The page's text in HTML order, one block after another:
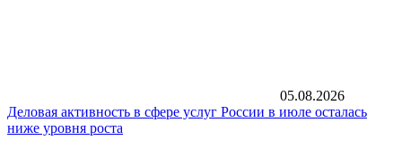
05.08.2026
Деловая активность в сфере услуг России в июле осталась
ниже уровня роста